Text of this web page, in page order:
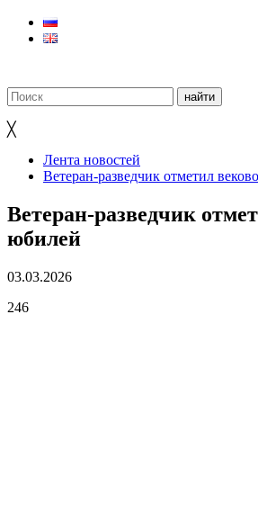
╳
Лента новостей
Ветеран-разведчик отметил
Ветеран-разведчик
юбилей
03.03.2026
246